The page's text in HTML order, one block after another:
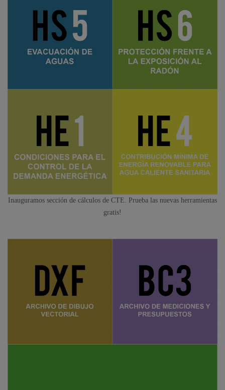
Inauguramos sección de cálculos de CTE. Prueba las nuevas herramientas
gratis!